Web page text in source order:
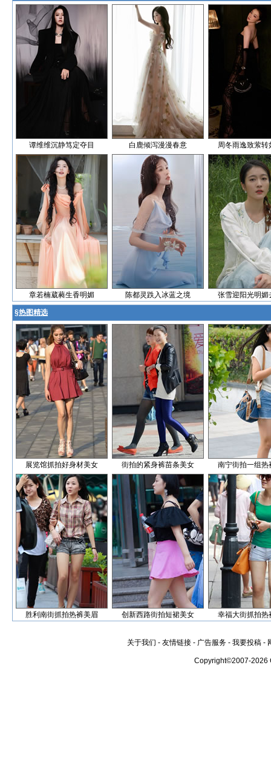
谭维维沉静笃定夺目 白鹿倾泻漫漫春意 周冬雨逸致萦转
章若楠葳蕤生香明媚 陈都灵跌入冰蓝之境 张雪迎阳光明媚
§热图精选
展览馆抓拍好身材美女 街拍的紧身裤苗条美女 南宁街拍一组热
胜利南街抓拍热裤美眉 创新西路街拍短裙美女 幸福大街抓拍热
关于我们 - 友情链接 - 广告服务 - 我要投稿 -
Copyright©2007-2026